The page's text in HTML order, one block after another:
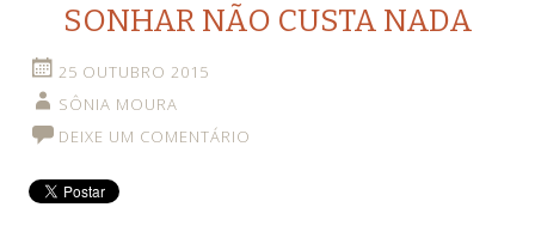
SONHAR NÃO CUSTA NADA
25 OUTUBRO 2015
SÔNIA MOURA
DEIXE UM COMENTÁRIO